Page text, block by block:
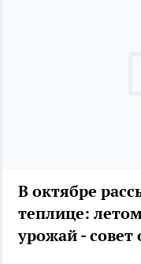
В октябре
теплице:
урожай -